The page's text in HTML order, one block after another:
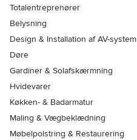
Totalentreprenører
Belysning
Design & Installation af AV-system
Døre
Gardiner & Solafskærmning
Hvidevarer
Køkken- & Badarmatur
Maling & Vægbeklædning
Møbelpolstring & Restaurering